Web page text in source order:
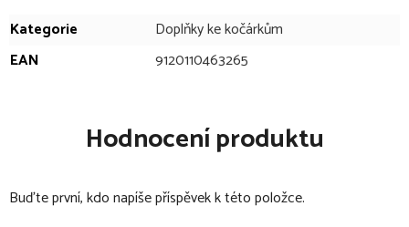
V bodech:
joolz, Hartan)
speciální tvar do písmene L zabraňuje sklouznutí z kočárku
měkký materiál Coral Fleece poskytuje optimální ochranu
Kategorie
Doplňky ke kočárkům
EAN
9120110463265
Hodnocení produktu
Buďte první, kdo napíše příspěvek k této položce.